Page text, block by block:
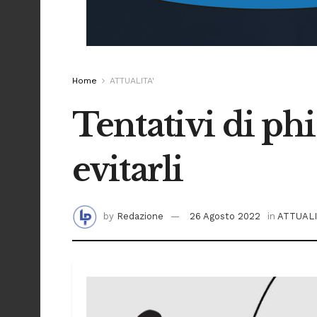
Home ATTUALITA'
Tentativi di
evitarli
by Redazione 26 Agosto 2022 in